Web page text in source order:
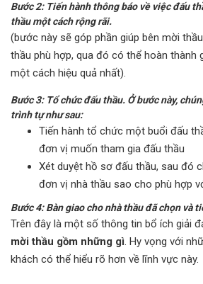
Bước 2: Tiến hành thông báo về việc đấu
thầu một cách rộng rãi.
(bước này sẽ góp phần giúp bên mời
thầu phù hợp, qua đó có thể hoàn thành
một cách hiệu quả nhất).
Bước 3: Tổ chức đấu thầu. Ở bước này,
trình tự như sau:
Tiến hành tổ chức một buổi đấu
đơn vị muốn tham gia đấu thầu
Xét duyệt hồ sơ đấu thầu, sau đó
đơn vị nhà thầu sao cho phù hợp
Bước 4: Bàn giao cho nhà thầu đã chọn và
Trên đây là một số thông tin bổ ích giải
mời thầu gồm những gì. Hy vọng với
khách có thể hiểu rõ hơn về lĩnh vực này.